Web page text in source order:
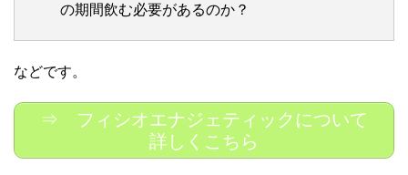
の期間飲む必要があるのか？
などです。
⇒ フィシオエナジェティックについて
詳しくこちら